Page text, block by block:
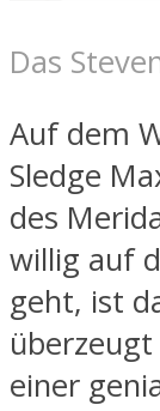
Das
Auf dem
Sledge
des
willig auf
geht, ist
einer